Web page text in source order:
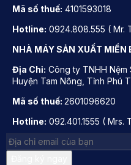
Mã số thuế: 4101593018
Hotline: 0924.808.555 ( Mr.
NHÀ MÁY SẢN XUẤT MIỀN
Địa Chỉ: Công ty TNHH Nệm
Huyện Tam Nông, Tỉnh Phú
Mã số thuế: 2601096620
Hotline: 092.401.1555 ( Mrs.